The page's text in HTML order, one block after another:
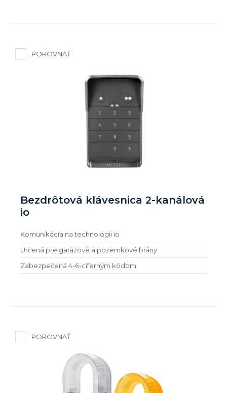
POROVNAŤ
Bezdrôtová klávesnica 2-kanálová
io
Komunikácia na technológii io
Určená pre garážové a pozemkové brány
Zabezpečená 4-6-ciferným kódom
POROVNAŤ